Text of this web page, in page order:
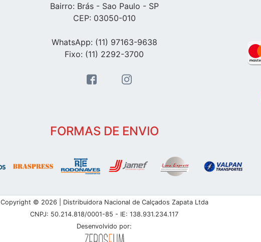
Bairro: Brás - Sao Paulo - SP
CEP: 03050-010
WhatsApp: (11) 97163-9638
Fixo: (11) 2292-3700
FORMAS DE ENVIO
Copyright © 2026 | Distribuidora Nacional de Calçados Zapata Ltda
CNPJ: 50.214.818/0001-85 - IE: 138.931.234.117
Desenvolvido por: